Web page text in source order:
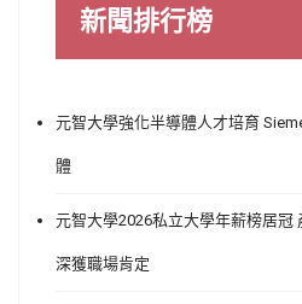
新聞排行榜
元智大學強化半導體人才培育
體
元智大學2026私立大學年薪榜居冠
深獲職場肯定